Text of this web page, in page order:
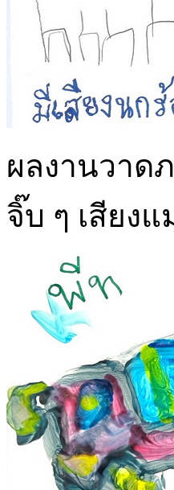
ผลงานวาด
จิ๊บ ๆ เสียง